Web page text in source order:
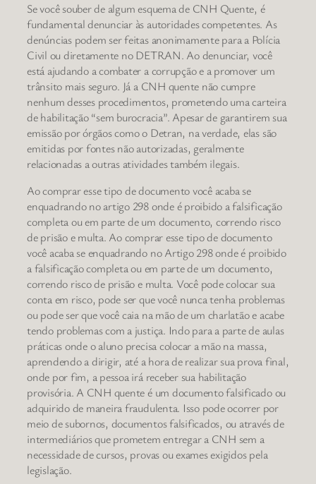
Se você souber de algum esquema de CNH Quente, é
fundamental denunciar às autoridades competentes. As
denúncias podem ser feitas anonimamente para a Polícia
Civil ou diretamente no DETRAN. Ao denunciar, você
está ajudando a combater a corrupção e a promover um
trânsito mais seguro. Já a CNH quente não cumpre
nenhum desses procedimentos, prometendo uma carteira
de habilitação “sem burocracia”. Apesar de garantirem sua
emissão por órgãos como o Detran, na verdade, elas são
emitidas por fontes não autorizadas, geralmente
relacionadas a outras atividades também ilegais.
Ao comprar esse tipo de documento você acaba se
enquadrando no artigo 298 onde é proibido a falsificação
completa ou em parte de um documento, correndo risco
de prisão e multa. Ao comprar esse tipo de documento
você acaba se enquadrando no Artigo 298 onde é proibido
a falsificação completa ou em parte de um documento,
correndo risco de prisão e multa. Você pode colocar sua
conta em risco, pode ser que você nunca tenha problemas
ou pode ser que você caia na mão de um charlatão e acabe
tendo problemas com a justiça. Indo para a parte de aulas
práticas onde o aluno precisa colocar a mão na massa,
aprendendo a dirigir, até a hora de realizar sua prova final,
onde por fim, a pessoa irá receber sua habilitação
provisória. A CNH quente é um documento falsificado ou
adquirido de maneira fraudulenta. Isso pode ocorrer por
meio de subornos, documentos falsificados, ou através de
intermediários que prometem entregar a CNH sem a
necessidade de cursos, provas ou exames exigidos pela
legislação.